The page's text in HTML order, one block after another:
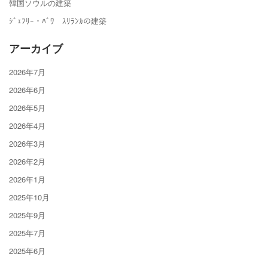
韓国ソウルの建築
ｼﾞｪﾌﾘｰ・ﾊﾞﾜ ｽﾘﾗﾝｶの建築
アーカイブ
2026年7月
2026年6月
2026年5月
2026年4月
2026年3月
2026年2月
2026年1月
2025年10月
2025年9月
2025年7月
2025年6月